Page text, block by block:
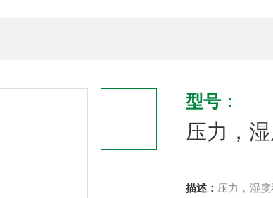
型号：
压力，
描述： 压力，湿